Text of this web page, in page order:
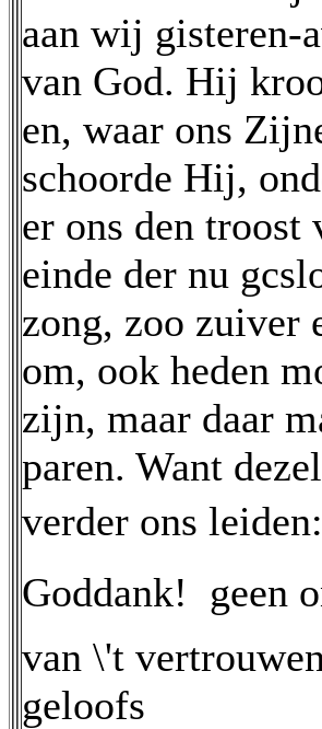
aan wij gisteren-
van God. Hij
en, waar ons
schoorde Hij,
er ons den
einde der nu
zong, zoo zuiver
om, ook heden
zijn, maar daar
paren. Want
verder ons
Goddank! 
van \'t
geloofs